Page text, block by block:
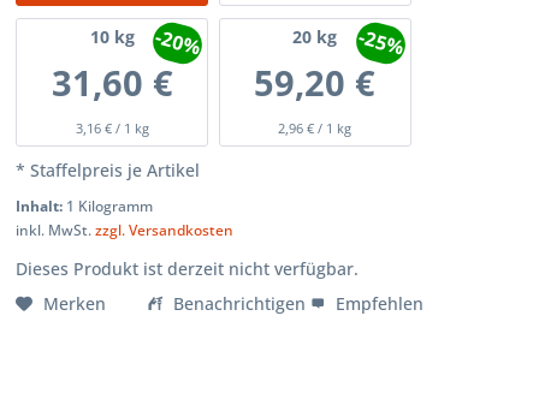
10kg
31,60 €
3,16 € / 1 kg
-20% 20 kg
59,20 €
2,96 € / 1 kg
-25%
* Staffelpreis je Artikel
Inhalt: 1 Kilogramm
inkl. MwSt.zzgl. Versandkosten
Dieses Produkt ist derzeit nicht verfügbar.
Merken
Benachrichtigen Empfehlen